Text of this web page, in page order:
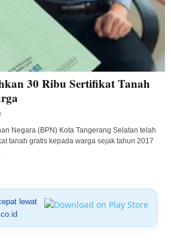
30 Ribu Sertifikat Tanah
Negara (BPN) Kota Tangerang Selatan telah
tanah gratis kepada warga sejak tahun 2017
lewat